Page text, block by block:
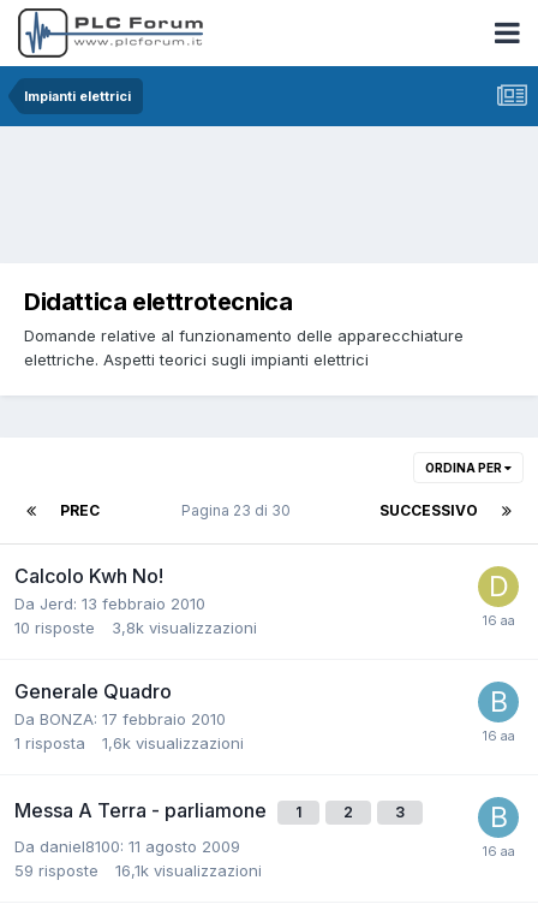
Impianti elettrici
Didattica elettrotecnica
Domande relative al funzionamento delle apparecchiature
elettriche. Aspetti teorici sugli impianti elettrici
ORDINA PER
PREC SUCCESSIVO
Pagina 23 di 30
Calcolo Kwh No!
Da Jerd: 13 febbraio 2010
10 risposte 3,8k visualizzazioni
Generale Quadro
Da BONZA: 17 febbraio 2010
1 risposta 1,6k visualizzazioni
Messa A Terra - parliamone 1 2 3
Da daniel8100: 11 agosto 2009
59 risposte 16,1k visualizzazioni